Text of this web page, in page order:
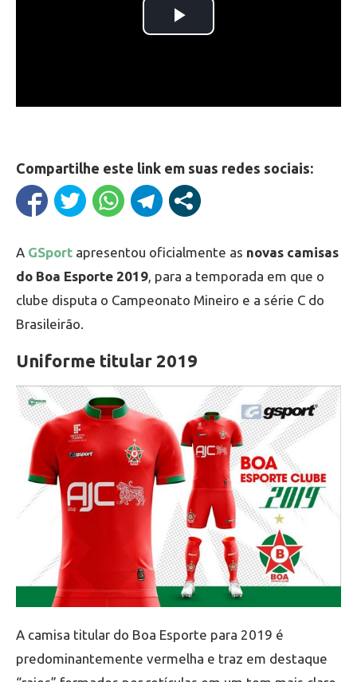
Compartilhe este link em suas redes sociais:
A GSport apresentou oficialmente as novas camisas
do Boa Esporte 2019, para a temporada em que o
clube disputa o Campeonato Mineiro e a série C do
Brasileirão.
Uniforme titular 2019
A camisa titular do Boa Esporte para 2019 é
predominantemente vermelha e traz em destaque